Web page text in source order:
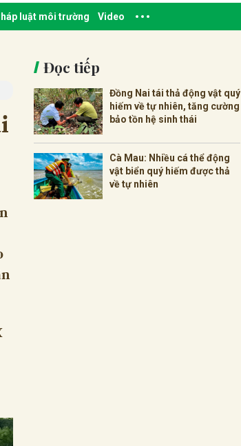
luật môi trường Video
Đọc tiếp
Đồng Nai tái thả động vật quý
hiếm về tự nhiên, tăng cường
bảo tồn hệ sinh thái
Cà Mau: Nhiều cá thể động
vật biển quý hiếm được thả
về tự nhiên